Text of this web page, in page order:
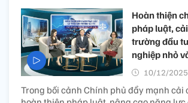
Hoàn thiện
pháp luật,
trường đầu
nghiệp nhỏ
10/12/2025
Trong bối cảnh Chính phủ đẩy mạnh cải